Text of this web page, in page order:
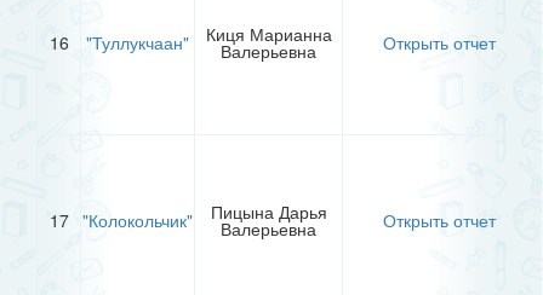
16 "Туллукчаан" Киця Марианна
Валерьевна Открыть отчет
17 "Колокольчик" Пицына Дарья
Валерьевна Открыть отчет